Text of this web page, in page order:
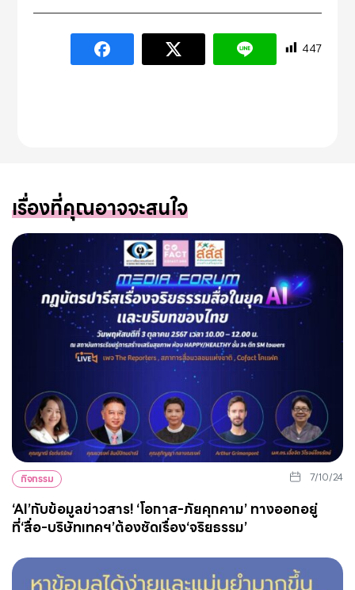
447
เรื่องที่คุณอาจจะสนใจ
กิจกรรม 7/10/24
‘AI’กับข้อมูลข่าวสาร! ‘โอกาส-ภัยคุกคาม’ ทางออกอยู่
ที่‘สื่อ-บริษัทเทคฯ’ต้องชัดเรื่อง‘จริยธรรม’